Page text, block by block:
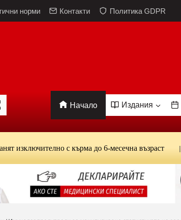
норми Контакти Политика GDPR
Начало Издания
с кърма до 6-месечна възраст